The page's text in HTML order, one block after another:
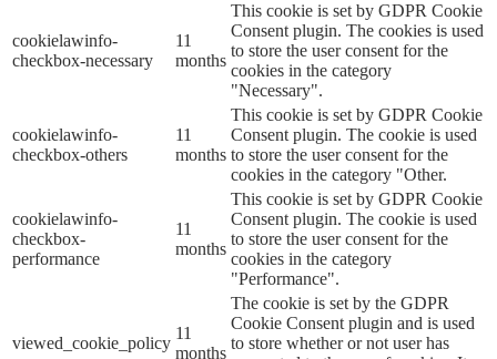
cookielawinfo-
checkbox-necessary
11
months
This cookie is set by GDPR Cookie
Consent plugin. The cookies is used
to store the user consent for the
cookies in the category
"Necessary".
cookielawinfo-
checkbox-others
11
months
This cookie is set by GDPR Cookie
Consent plugin. The cookie is used
to store the user consent for the
cookies in the category "Other.
cookielawinfo-
checkbox-
performance
11
months
This cookie is set by GDPR Cookie
Consent plugin. The cookie is used
to store the user consent for the
cookies in the category
"Performance".
viewed_cookie_policy
11
months
The cookie is set by the GDPR
Cookie Consent plugin and is used
to store whether or not user has